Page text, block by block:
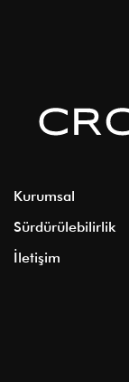
Kurumsal
Sürdürülebilirlik
İletişim